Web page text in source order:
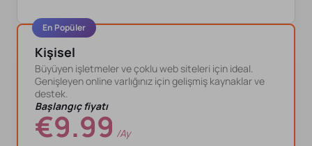
En Popüler
Kişisel
Büyüyen işletmeler ve çoklu web siteleri için ideal.
Genişleyen online varlığınız için gelişmiş kaynaklar ve
destek.
Başlangıç fiyatı
€9.99 /ay